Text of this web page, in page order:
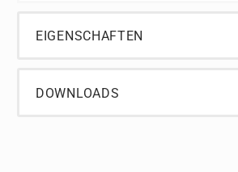
EIGENSCHAFTEN
DOWNLOADS